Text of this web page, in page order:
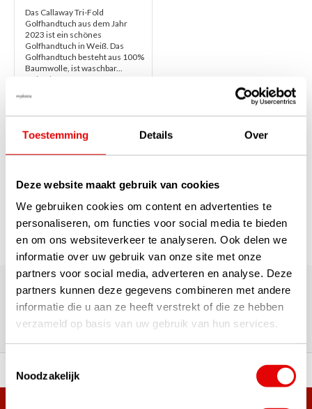
Toestemming Details Over
Deze website maakt gebruik van cookies
We gebruiken cookies om content en advertenties te
personaliseren, om functies voor social media te bieden
en om ons websiteverkeer te analyseren. Ook delen we
informatie over uw gebruik van onze site met onze
partners voor social media, adverteren en analyse. Deze
partners kunnen deze gegevens combineren met andere
informatie die u aan ze heeft verstrekt of die ze hebben
verzameld op basis van uw gebruik van hun services.
Noodzakelijk
Das Callaway Tri-Fold
Golfhandtuch aus dem Jahr
2023 ist ein schönes
Golfhandtuch in Weiß. Das
Golfhandtuch besteht aus 100%
Baumwolle, ist waschbar...
weiterlesen
Seite 1 von 1
1
Über 180.000 Kunden | Über 5.000 Bewertungen | Trusted
Shops, TrustPilot, Google
Bewertungen: Das sagen unsere
Kunden
an Top-Marken! Vor 15:00 Uhr bestellt,